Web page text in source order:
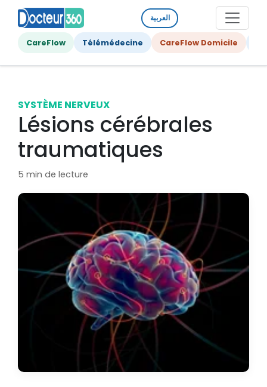
العربية
CareFlow Télémédecine CareFlow Domicile
SYSTÈME NERVEUX
Lésions cérébrales
traumatiques
5 min de lecture